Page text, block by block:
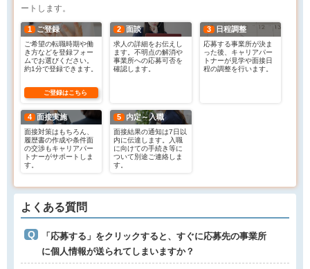
ートします。
1 ご登録
ご希望の転職時期や働
き方などを登録フォー
ムでお選びください。
約1分で登録できます。
ご登録はこちら
2 面談
求人の詳細をお伝えし
ます。不明点の解消や
事業所への応募可否を
確認します。
3 日程調整
応募する事業所が決ま
った後、キャリアパー
トナーが見学や面接日
程の調整を行います。
4 面接実施
面接対策はもちろん、
履歴書の作成や条件面
の交渉もキャリアパー
トナーがサポートしま
す。
5 内定～入職
面接結果の通知は7日以
内に伝達します。入職
に向けての手続き等に
ついて別途ご連絡しま
す。
よくある質問
「応募する」をクリックすると、すぐに応募先の事業所
に個人情報が送られてしまいますか？